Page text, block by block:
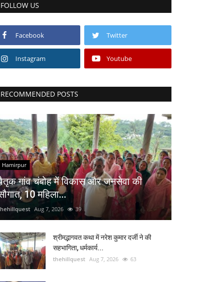
FOLLOW US
Facebook Twitter
Instagram Youtube
RECOMMENDED POSTS
Hamirpur
गांव चंबोह में विकास और जनसेवा की
10 महिला...
Aug 7, 2026 39
श्रीमद्भागवत कथा में नरेश कुमार दर्जी ने की
सहभागिता, धर्मकार्य...
thehillquest Aug 7, 2026 63